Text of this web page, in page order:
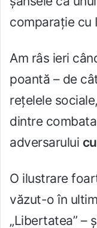
comparaţie cu
Am râs ieri
poantă – de
reţelele
dintre
adversarului
O ilustrare
văzut-o în
„Libertatea” –